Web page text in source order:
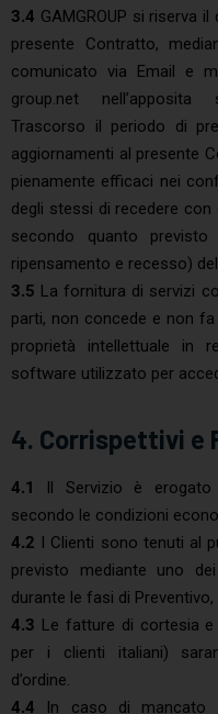
3.4 GAMGROUP si riserva
presente Contratto,
comunicato via Email e
group.net nell’apposita
Trascorso il periodo di
aggiornamenti al presente
pienamente efficaci nei
degli stessi di recedere
secondo quanto
ripensamento e recesso)
3.5 La fornitura di servizi
parti, non concede e non
proprietà intellettuale in
software utilizzato per
4. Corrispettivi e
4.1
Il Servizio è erogato
secondo le condizioni
4.2 I Clienti sono tenuti al
previsto mediante uno
durante le fasi di
4.3 Le fatture di cortesia e
per i clienti italiani)
d’ordine.
4.4 In caso di mancato